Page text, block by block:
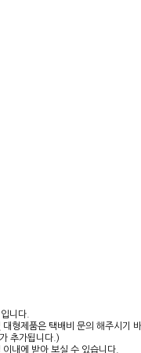
니다.
형제품은 택배비 문의 해주시기
추가됩니다.)
내에 받아 보실 수 있습니다.